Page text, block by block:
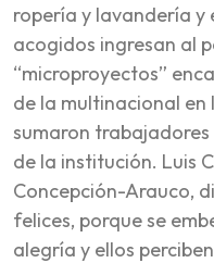
ropería y lavandería y
acogidos ingresan al
“microproyectos”
de la multinacional
sumaron
de la institución. Luis
Concepción-Arauco,
felices, porque se
alegría y ellos